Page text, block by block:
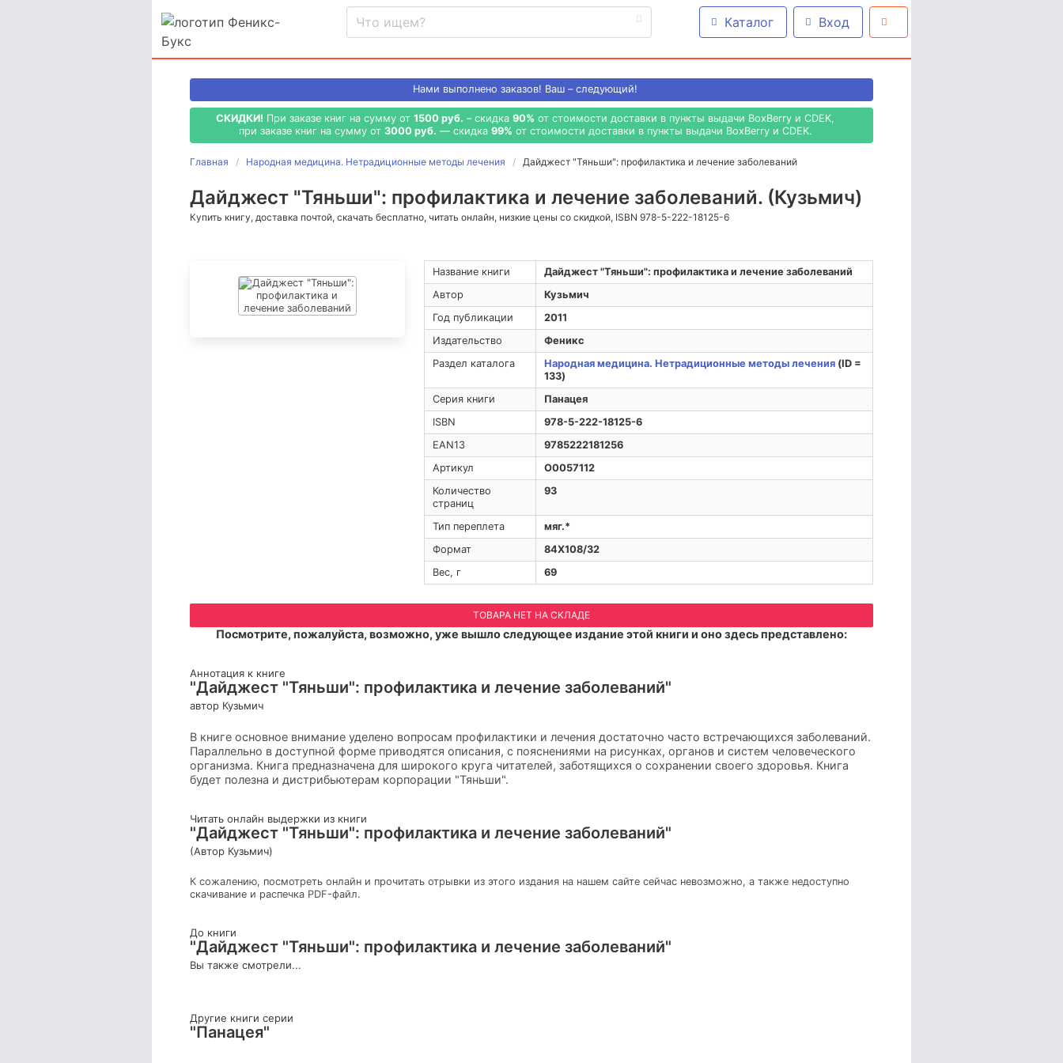
Каталог Вход
Нами выполнено заказов! Ваш – следующий!
СКИДКИ! При заказе книг на сумму от 1500 руб. – скидка 90% от стоимости доставки в пункты выдачи BoxBerry и CDEK,
при заказе книг на сумму от 3000 руб. — скидка 99% от стоимости доставки в пункты выдачи BoxBerry и CDEK.
Главная Народная медицина. Нетрадиционные методы лечения Дайджест "Тяньши": профилактика и лечение заболеваний
Дайджест "Тяньши": профилактика и лечение заболеваний. (Кузьмич)
Купить книгу, доставка почтой, скачать бесплатно, читать онлайн, низкие цены со скидкой, ISBN 978-5-222-18125-6
Название книги
Дайджест "Тяньши": профилактика и лечение заболеваний
Автор
Кузьмич
Год публикации
2011
Издательство
Феникс
Раздел каталога
Народная медицина. Нетрадиционные методы лечения(ID =
133)
Серия книги
Панацея
ISBN
978-5-222-18125-6
EAN13
9785222181256
Артикул
O0057112
Количество
страниц
93
Тип переплета
мяг.*
Формат
84Х108/32
Вес, г
69
ТОВАРА НЕТ НА СКЛАДЕ
Посмотрите, пожалуйста, возможно, уже вышло следующее издание этой книги и оно здесь представлено:
Аннотация к книге
"Дайджест "Тяньши": профилактика и лечение заболеваний"
автор Кузьмич
В книге основное внимание уделено вопросам профилактики и лечения достаточно часто встречающихся заболеваний.
Параллельно в доступной форме приводятся описания, с пояснениями на рисунках, органов и систем человеческого
организма. Книга предназначена для широкого круга читателей, заботящихся о сохранении своего здоровья. Книга
будет полезна и дистрибьютерам корпорации "Тяньши".
Читать онлайн выдержки из книги
"Дайджест "Тяньши": профилактика и лечение заболеваний"
(Автор Кузьмич)
К сожалению, посмотреть онлайн и прочитать отрывки из этого издания на нашем сайте сейчас невозможно, а также недоступно
скачивание и распечка PDF-файл.
До книги
"Дайджест "Тяньши": профилактика и лечение заболеваний"
Вы также смотрели...
Другие книги серии
"Панацея"